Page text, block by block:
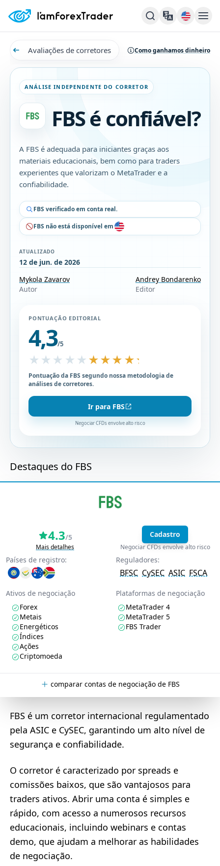
Avaliações de corretores Como ganhamos dinheiro
ANÁLISE INDEPENDENTE DO CORRETOR
FBS é confiável?
A FBS é adequada para iniciantes graças aos
materiais educacionais, bem como para traders
experientes que valorizam o MetaTrader e a
confiabilidade.
FBS verificado em conta real.
FBS não está disponível em
ATUALIZADO
12 de jun. de 2026
Mykola Zavarov
Autor
Andrey Bondarenko
Editor
PONTUAÇÃO EDITORIAL
4,3/5
★★★★★ ★★★★★
Pontuação da FBS segundo nossa metodologia de
análises de corretores.
Ir para FBS
Negociar CFDs envolve alto risco
Destaques do FBS
4.3/5
Mais detalhes
Cadastro
Negociar CFDs envolve alto risco
Países de registro: Reguladores:
BFSC CySEC ASIC FSCA
Ativos de negociação
Forex
Metais
Energéticos
Índices
Ações
Criptomoeda
Plataformas de negociação
MetaTrader 4
MetaTrader 5
FBS Trader
comparar contas de negociação de FBS
FBS é um corretor internacional regulamentado
pela ASIC e CySEC, garantindo um alto nível de
segurança e confiabilidade.
O corretor é caracterizado por spreads e
comissões baixos, que são vantajosos para
traders ativos. Abrir uma conta é simples e
rápido, com acesso a numerosos recursos
educacionais, incluindo webinars e contas
demo, que ajudam a melhorar as habilidades
de negociação.